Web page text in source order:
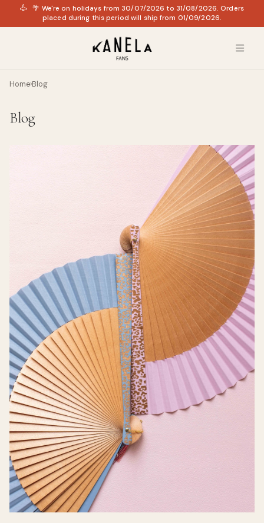
🌴 We're on holidays from 30/07/2026 to 31/08/2026. Orders
placed during this period will ship from 01/09/2026.
Home›Blog
Blog